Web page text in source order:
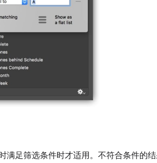
足筛选条件时才适用。不符合条件的结